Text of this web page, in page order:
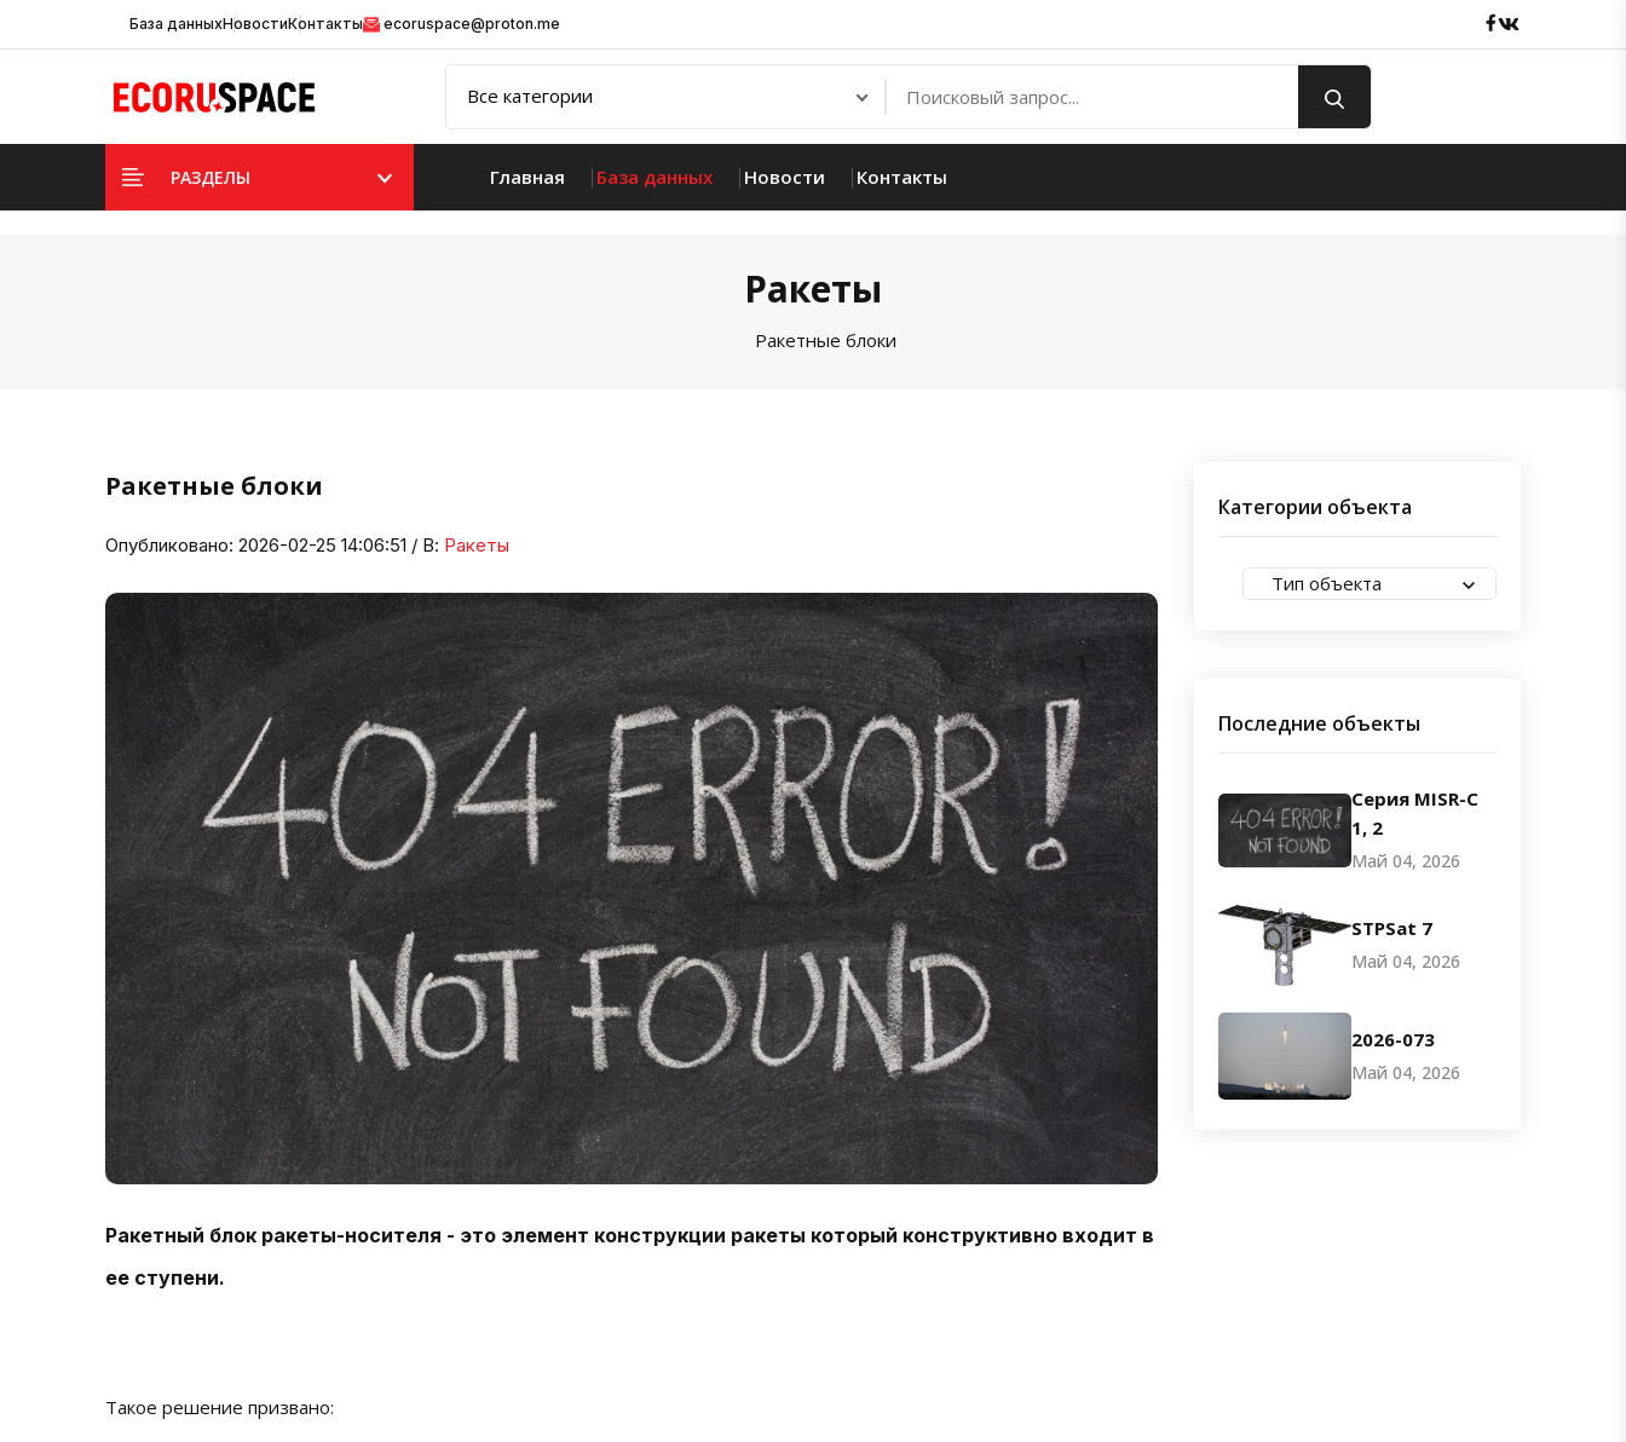
База данныхНовостиКонтакты ecoruspace@proton.me Facebook
РАЗДЕЛЫ Главная База данных Новости Контакты
Ракеты
Ракетные блоки
Ракетные блоки
Опубликовано: 2026-02-25 14:06:51 / В: Ракеты
Ракетный блок ракеты-носителя - это элемент конструкции ракеты который конструктивно входит в
ее ступени.
Такое решение призвано:
Категории объекта
Тип объекта
Последние объекты
Серия MISR-C
1, 2
Май 04, 2026
STPSat 7
Май 04, 2026
2026-073
Май 04, 2026